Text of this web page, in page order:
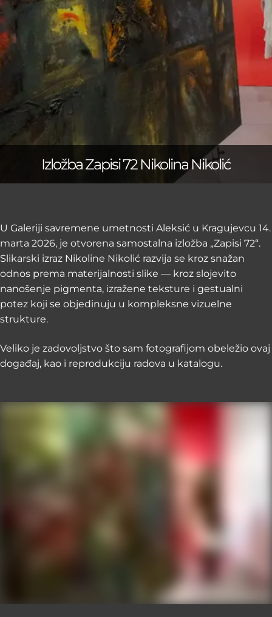
Izložba Zapisi 72 Nikolina Nikolić
U Galeriji savremene umetnosti Aleksić u Kragujevcu 14.
marta 2026, je otvorena samostalna izložba „Zapisi 72“.
Slikarski izraz Nikoline Nikolić razvija se kroz snažan
odnos prema materijalnosti slike — kroz slojevito
nanošenje pigmenta, izražene teksture i gestualni
potez koji se objedinuju u kompleksne vizuelne
strukture.
Veliko je zadovoljstvo što sam fotografijom obeležio ovaj
događaj, kao i reprodukciju radova u katalogu.